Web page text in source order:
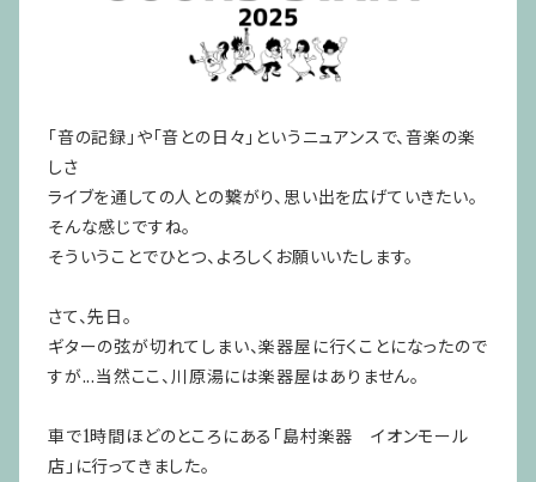
「音の記録」や「音との日々」というニュアンスで、音楽の楽
しさ
ライブを通しての人との繋がり、思い出を広げていきたい。
そんな感じですね。
そういうことでひとつ、よろしくお願いいたします。
さて、先日。
ギターの弦が切れてしまい、楽器屋に行くことになったので
すが...当然ここ、川原湯には楽器屋はありません。
車で1時間ほどのところにある「島村楽器 イオンモール
店」に行ってきました。